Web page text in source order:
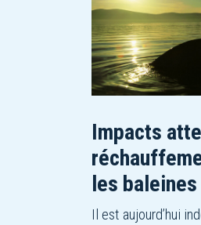
Impacts
les baleines
Il est aujourd’hui